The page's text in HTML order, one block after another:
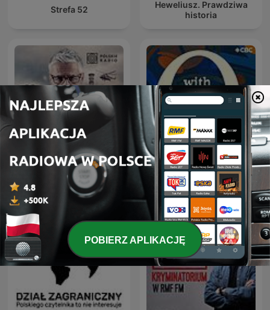
Strefa 52
Heweliusz. Prawdziwa
historia
Czarnobyl. Prawdziwa
historia
Q with Tom Power
POBIERZ APLIKACJĘ